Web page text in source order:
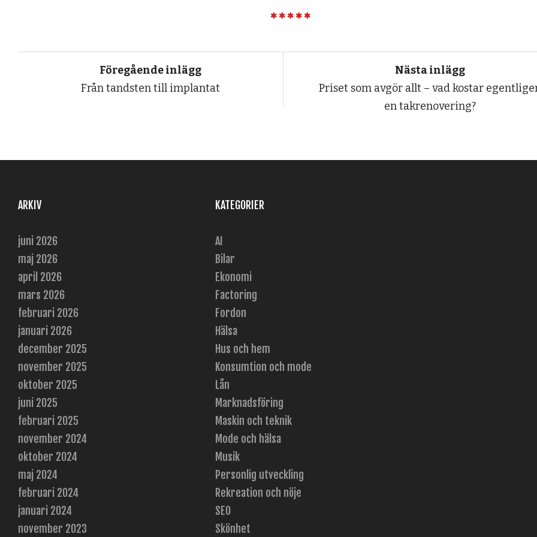
Föregående inlägg
Från tandsten till implantat
Nästa inlägg
Priset som avgör allt – vad kostar
en takrenovering?
ARKIV
juni 2026
maj 2026
april 2026
mars 2026
februari 2026
januari 2026
december 2025
november 2025
oktober 2025
juni 2025
februari 2025
november 2024
oktober 2024
maj 2024
februari 2024
januari 2024
november 2023
KATEGORIER
AI
Bilar
Ekonomi
Factoring
Fordon
Hälsa
Hus och hem
Konsumtion och mode
Lån
Marknadsföring
Maskin och teknik
Mode och hälsa
Musik
Personlig utveckling
Rekreation och nöje
SEO
Skönhet